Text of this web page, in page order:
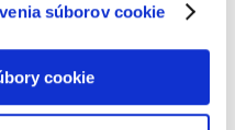
súborov cookie
cookie